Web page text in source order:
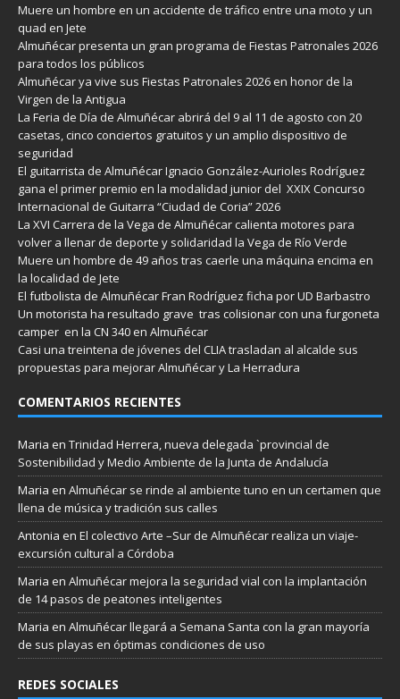
Muere un hombre en un accidente de tráfico entre una moto y un
quad en Jete
Almuñécar presenta un gran programa de Fiestas Patronales 2026
para todos los públicos
Almuñécar ya vive sus Fiestas Patronales 2026 en honor de la
Virgen de la Antigua
La Feria de Día de Almuñécar abrirá del 9 al 11 de agosto con 20
casetas, cinco conciertos gratuitos y un amplio dispositivo de
seguridad
El guitarrista de Almuñécar Ignacio González-Aurioles Rodríguez
gana el primer premio en la modalidad junior del XXIX Concurso
Internacional de Guitarra “Ciudad de Coria” 2026
La XVI Carrera de la Vega de Almuñécar calienta motores para
volver a llenar de deporte y solidaridad la Vega de Río Verde
Muere un hombre de 49 años tras caerle una máquina encima en
la localidad de Jete
El futbolista de Almuñécar Fran Rodríguez ficha por UD Barbastro
Un motorista ha resultado grave tras colisionar con una furgoneta
camper en la CN 340 en Almuñécar
Casi una treintena de jóvenes del CLIA trasladan al alcalde sus
propuestas para mejorar Almuñécar y La Herradura
COMENTARIOS RECIENTES
Maria en Trinidad Herrera, nueva delegada `provincial de
Sostenibilidad y Medio Ambiente de la Junta de Andalucía
Maria en Almuñécar se rinde al ambiente tuno en un certamen que
llena de música y tradición sus calles
Antonia en El colectivo Arte –Sur de Almuñécar realiza un viaje-
excursión cultural a Córdoba
Maria en Almuñécar mejora la seguridad vial con la implantación
de 14 pasos de peatones inteligentes
Maria en Almuñécar llegará a Semana Santa con la gran mayoría
de sus playas en óptimas condiciones de uso
REDES SOCIALES